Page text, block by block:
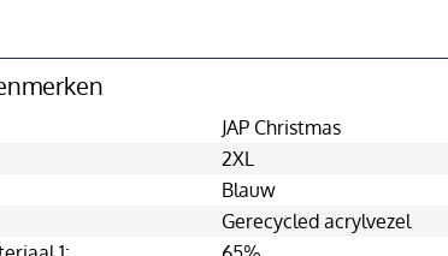
JAP Christmas
2XL
Blauw
Gerecycled acrylvezel